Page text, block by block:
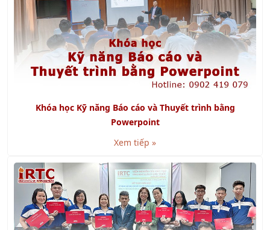
Khóa học Kỹ năng Báo cáo và Thuyết trình bằng
Powerpoint
Xem tiếp »